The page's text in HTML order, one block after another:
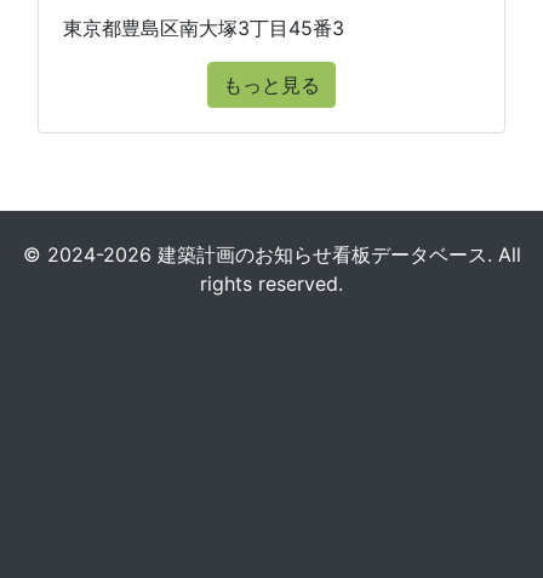
東京都豊島区南大塚3丁目45番3
もっと見る
© 2024-2026 建築計画のお知らせ看板データベース. All
rights reserved.